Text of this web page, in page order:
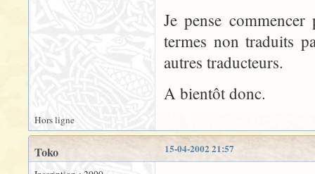
Je pense
termes non traduits
autres traducteurs.
A bientôt donc.
Hors ligne
15-04-2002 21:57
Toko